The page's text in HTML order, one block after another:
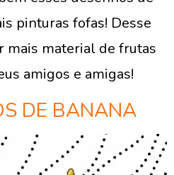
pinturas fofas! Desse
mais material de frutas
amigos e amigas!
DE BANANA